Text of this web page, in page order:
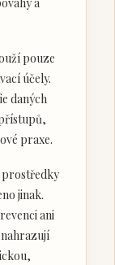
pouze
účely.
daných
praxe.
jinak.
ani